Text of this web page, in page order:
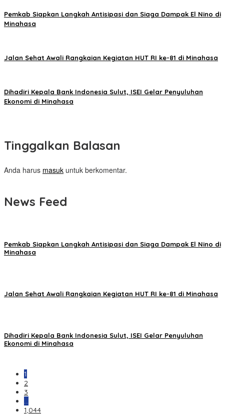
Pemkab Siapkan Langkah Antisipasi dan Siaga Dampak El Nino di
Minahasa
Jalan Sehat Awali Rangkaian Kegiatan HUT RI ke-81 di Minahasa
Dihadiri Kepala Bank Indonesia Sulut, ISEI Gelar Penyuluhan
Ekonomi di Minahasa
Tinggalkan Balasan
Anda harus masuk untuk berkomentar.
News Feed
Pemkab Siapkan Langkah Antisipasi dan Siaga Dampak El Nino di
Minahasa
Jalan Sehat Awali Rangkaian Kegiatan HUT RI ke-81 di Minahasa
Dihadiri Kepala Bank Indonesia Sulut, ISEI Gelar Penyuluhan
Ekonomi di Minahasa
1
2
3
…
1,044